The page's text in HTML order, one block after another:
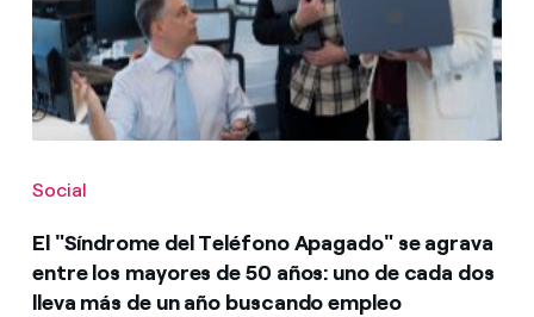
Social
El "Síndrome del Teléfono Apagado" se agrava
entre los mayores de 50 años: uno de cada dos
lleva más de un año buscando empleo